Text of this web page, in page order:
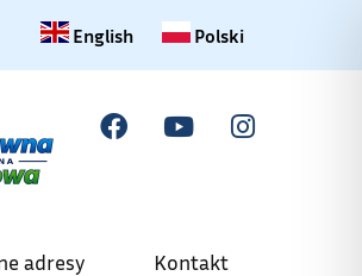
Change language to English
English Zmiana języka na polski
Polski
adresy Kontakt